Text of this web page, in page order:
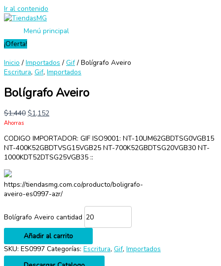
Ir al contenido
Menú principal
¡Oferta!
Inicio / Importados / Gif/ Bolígrafo Aveiro
Escritura, Gif, Importados
Bolígrafo Aveiro
$1,440 $1,152
Ahorras
CODIGO IMPORTADOR: GIF ISO9001: NT-10UM62GBDTSG0VGB15
NT-400K52GBDTVSG15VGB25 NT-700K52GBDTSG20VGB30 NT-
1000KDT52DTSG25VGB35 ::
https://tiendasmg.com.co/producto/boligrafo-
aveiro-es0997-azr/
Bolígrafo Aveiro cantidad
Añadir al carrito
SKU: ES0997 Categorías: Escritura, Gif, Importados